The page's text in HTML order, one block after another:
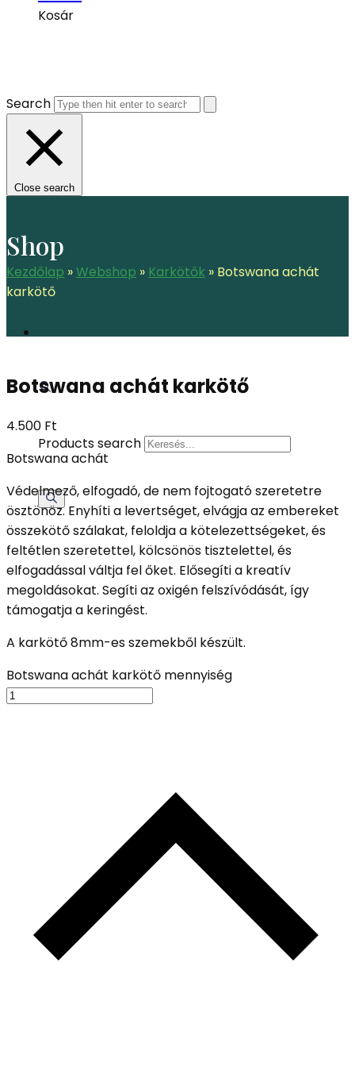
Kosár
Products search
Search
Close search
Shop
Kezdőlap »Webshop » Karkötők » Botswana achát
karkötő
Botswana achát karkötő
4.500 Ft
Botswana achát
Védelmező, elfogadó, de nem fojtogató szeretetre
ösztönöz. Enyhíti a levertséget, elvágja az embereket
összekötő szálakat, feloldja a kötelezettségeket, és
feltétlen szeretettel, kölcsönös tisztelettel, és
elfogadással váltja fel őket. Elősegíti a kreatív
megoldásokat. Segíti az oxigén felszívódását, így
támogatja a keringést.
A karkötő 8mm-es szemekből készült.
Botswana achát karkötő mennyiség